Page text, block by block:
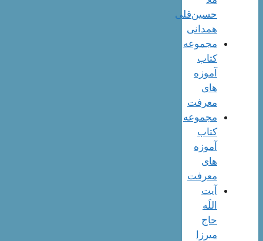
حسین‌قلی
همدانی
مجموعه
کتاب
آموزه
های
معرفت
مجموعه
کتاب
آموزه
های
معرفت
آیت
اللَه
حاج
میرزا